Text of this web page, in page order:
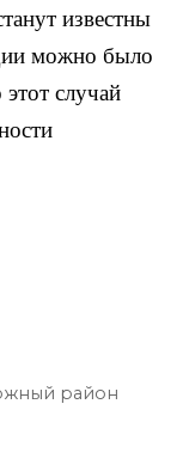
известны
можно было
этот случай
район